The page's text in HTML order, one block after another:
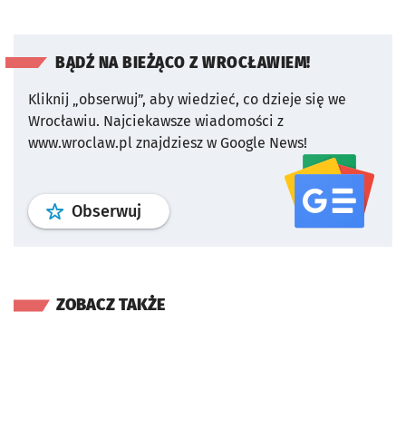
BĄDŹ NA BIEŻĄCO Z WROCŁAWIEM!
Kliknij „obserwuj”, aby wiedzieć, co dzieje się we
Wrocławiu. Najciekawsze wiadomości z
www.wroclaw.pl znajdziesz w Google News!
Obserwuj profil serwisu
ZOBACZ TAKŻE